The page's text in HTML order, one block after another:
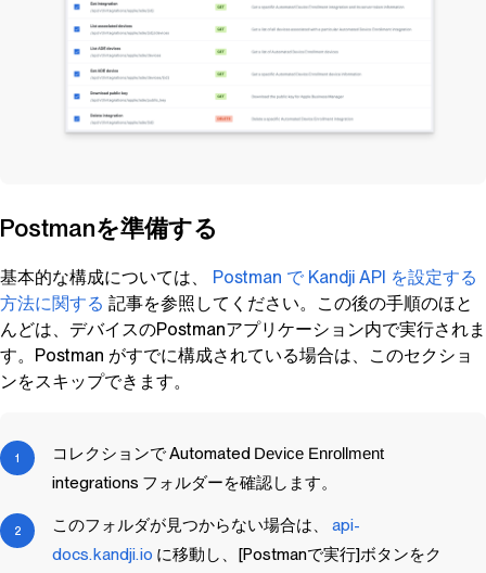
Postmanを準備する
基本的な構成については、 Postman で Kandji API を設定する
方法に関する 記事を参照してください。この後の手順のほと
んどは、デバイスのPostmanアプリケーション内で実行されま
す。Postman がすでに構成されている場合は、このセクショ
ンをスキップできます。
コレクションで Automated Device Enrollment
integrations フォルダーを確認します。
このフォルダが見つからない場合は、 api-
docs.kandji.io に移動し、[Postmanで実行]ボタンをク